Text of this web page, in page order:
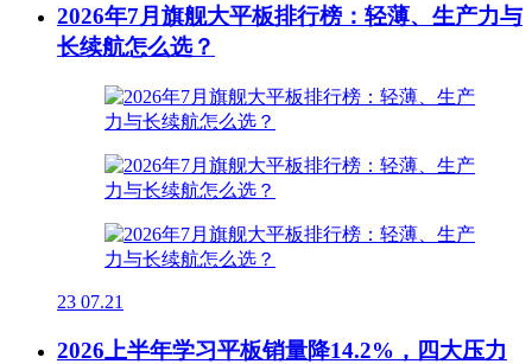
2026年7月旗舰大平板排行榜：轻薄、生产力与
长续航怎么选？
23 07.21
2026上半年学习平板销量降14.2%，四大压力